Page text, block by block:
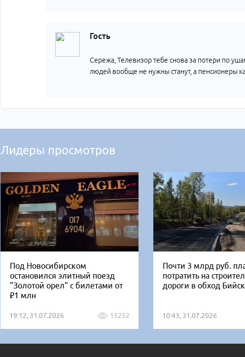
Гость
Сережа, Телевизор тебе снова за потери по
людей вообще не нужны станут, а пенсионеры
Лидеры просмотров
Под Новосибирском
остановился элитный поезд
"Золотой орел" с билетами от
₽1 млн
19:12, 31.07.2026 15252
Почти 3 млрд руб.
потратить на
дороги в обход
10:43, 31.07.2026